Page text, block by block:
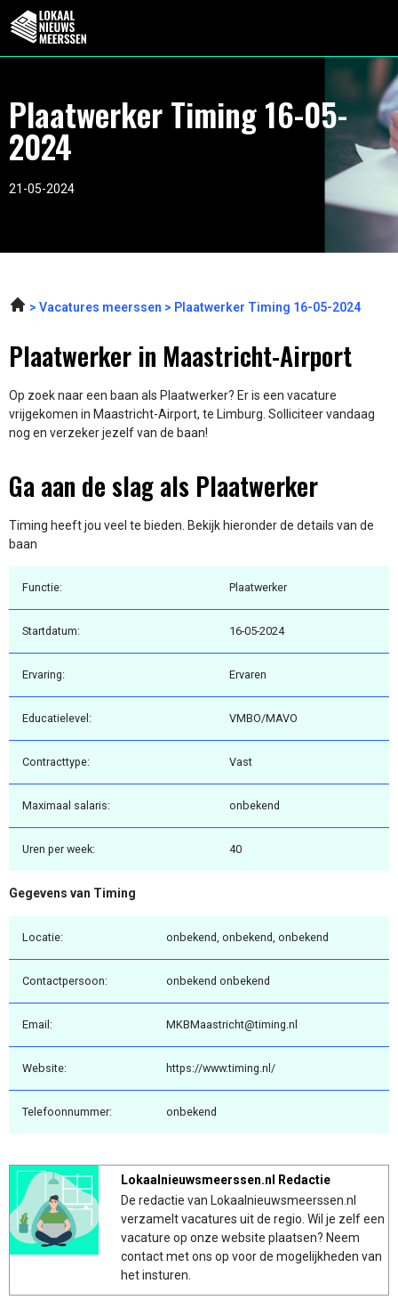
Plaatwerker Timing 16-05-
2024
21-05-2024
Vacatures meerssen Plaatwerker Timing 16-05-2024
Plaatwerker in Maastricht-Airport
Op zoek naar een baan als Plaatwerker? Er is een vacature
vrijgekomen in Maastricht-Airport, te Limburg. Solliciteer vandaag
nog en verzeker jezelf van de baan!
Ga aan de slag als Plaatwerker
Timing heeft jou veel te bieden. Bekijk hieronder de details van de
baan
Functie: Plaatwerker
Startdatum: 16-05-2024
Ervaring: Ervaren
Educatielevel: VMBO/MAVO
Contracttype: Vast
Maximaal salaris: onbekend
Uren per week: 40
Gegevens van Timing
Locatie: onbekend, onbekend, onbekend
Contactpersoon: onbekend onbekend
Email: MKBMaastricht@timing.nl
Website: https://www.timing.nl/
Telefoonnummer: onbekend
Lokaalnieuwsmeerssen.nl Redactie
De redactie van Lokaalnieuwsmeerssen.nl
verzamelt vacatures uit de regio. Wil je zelf een
vacature op onze website plaatsen? Neem
contact met ons op voor de mogelijkheden van
het insturen.